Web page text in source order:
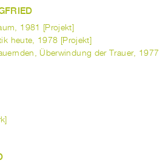
1981 [Projekt]
heute, 1978 [Projekt]
Überwindung der Trauer, 1977